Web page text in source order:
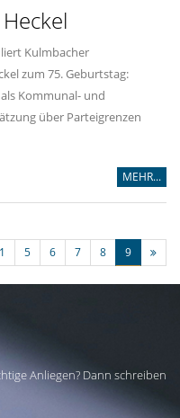
Kulmbacher
zum 75. Geburtstag:
Kommunal- und
über Parteigrenzen
MEHR...
1 5 6 7 8 9
Anliegen? Dann schreiben